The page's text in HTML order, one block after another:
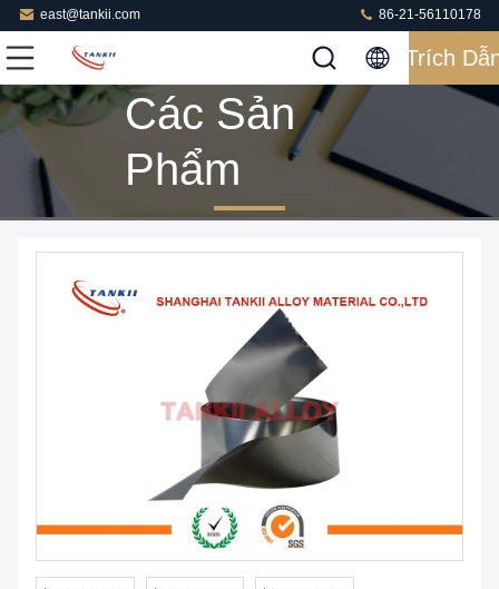
east@tankii.com 86-21-56110178
Trích
Các Sản
Phẩm